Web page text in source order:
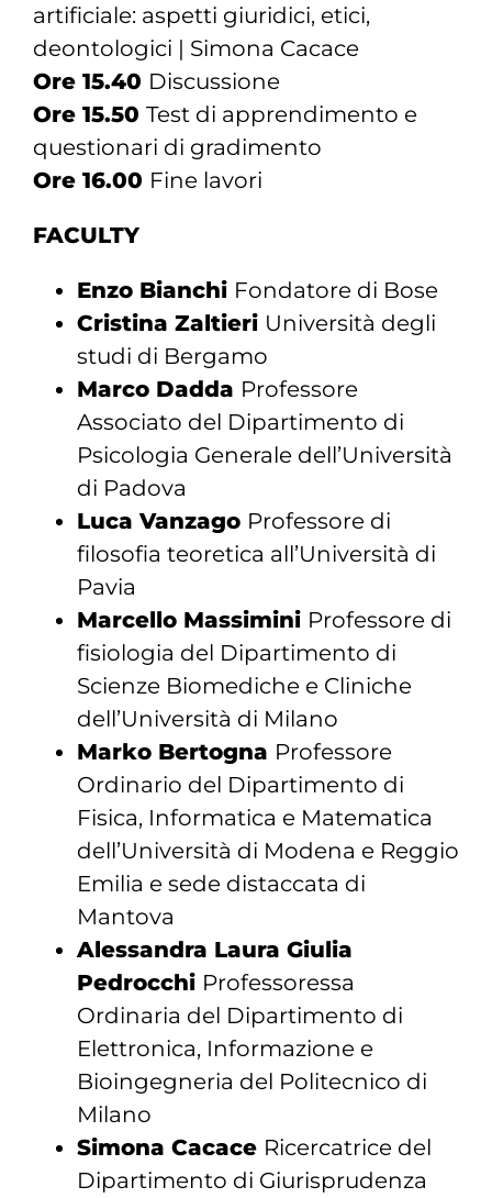
artificiale: aspetti giuridici, etici,
deontologici | Simona Cacace
Ore 15.40 Discussione
Ore 15.50 Test di apprendimento e
questionari di gradimento
Ore 16.00 Fine lavori
FACULTY
Enzo Bianchi Fondatore di Bose
Cristina Zaltieri Università degli
studi di Bergamo
Marco Dadda Professore
Associato del Dipartimento di
Psicologia Generale dell’Università
di Padova
Luca Vanzago Professore di
filosofia teoretica all’Università di
Pavia
Marcello Massimini Professore di
fisiologia del Dipartimento di
Scienze Biomediche e Cliniche
dell’Università di Milano
Marko Bertogna Professore
Ordinario del Dipartimento di
Fisica, Informatica e Matematica
dell’Università di Modena e Reggio
Emilia e sede distaccata di
Mantova
Alessandra Laura Giulia
Pedrocchi Professoressa
Ordinaria del Dipartimento di
Elettronica, Informazione e
Bioingegneria del Politecnico di
Milano
Simona Cacace Ricercatrice del
Dipartimento di Giurisprudenza